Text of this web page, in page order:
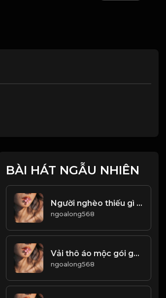
BÀI HÁT NGẪU NHIÊN
Người nghèo thiếu gì nhất! & Đạo
ngoalong568
Vải thô áo mộc gói ghém tháng năm, tâm hồn thấm đẫm thi văn, khí chất tựa trăng ngần! & Đạo
ngoalong568